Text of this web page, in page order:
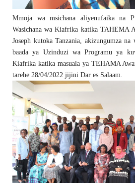
Mmoja wa msichana aliyenufaika na
Wasichana wa Kiafrika katika TAHEMA
Joseph kutoka Tanzania, akizungumza
baada ya Uzinduzi wa Programu ya
Kiafrika katika masuala ya TEHAMA
tarehe 28/04/2022 jijini Dar es Salaam.